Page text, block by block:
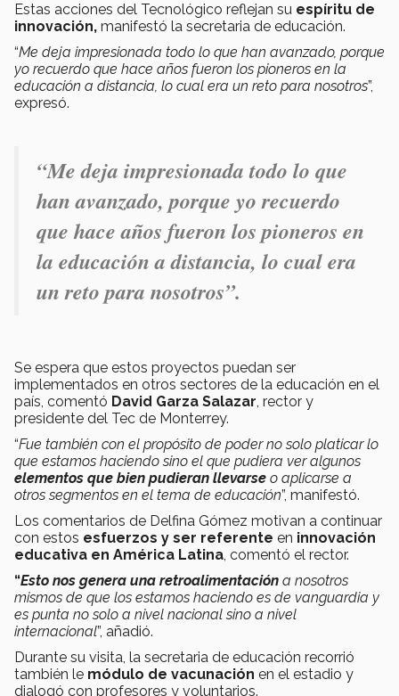
Estas acciones del Tecnológico reflejan su espíritu de
innovación, manifestó la secretaria de educación.
“Me deja impresionada todo lo que han avanzado, porque
yo recuerdo que hace años fueron los pioneros en la
educación a distancia, lo cual era un reto para nosotros”,
expresó.
“Me deja impresionada todo lo que
han avanzado, porque yo recuerdo
que hace años fueron los pioneros en
la educación a distancia, lo cual era
un reto para nosotros”.
Se espera que estos proyectos puedan ser
implementados en otros sectores de la educación en el
país, comentó David Garza Salazar, rector y
presidente del Tec de Monterrey.
“Fue también con el propósito de poder no solo platicar lo
que estamos haciendo sino el que pudiera ver algunos
elementos que bien pudieran llevarse o aplicarse a
otros segmentos en el tema de educación”, manifestó.
Los comentarios de Delfina Gómez motivan a continuar
con estos esfuerzos y ser referente en innovación
educativa en América Latina, comentó el rector.
“Esto nos genera una retroalimentación a nosotros
mismos de que los estamos haciendo es de vanguardia y
es punta no solo a nivel nacional sino a nivel
internacional”, añadió.
Durante su visita, la secretaria de educación recorrió
también le módulo de vacunación en el estadio y
dialogó con profesores y voluntarios.